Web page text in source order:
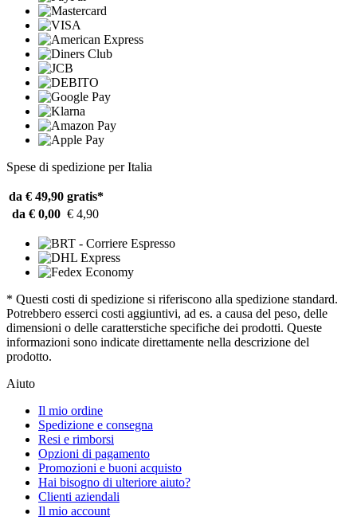
Spese di spedizione per Italia
da € 49,90 gratis*
da € 0,00 € 4,90
* Questi costi di spedizione si riferiscono alla spedizione standard.
Potrebbero esserci costi aggiuntivi, ad es. a causa del peso, delle
dimensioni o delle caratterstiche specifiche dei prodotti. Queste
informazioni sono indicate direttamente nella descrizione del
prodotto.
Aiuto
Il mio ordine
Spedizione e consegna
Resi e rimborsi
Opzioni di pagamento
Promozioni e buoni acquisto
Hai bisogno di ulteriore aiuto?
Clienti aziendali
Il mio account